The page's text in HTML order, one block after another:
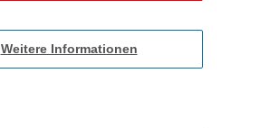
Weitere Informationen